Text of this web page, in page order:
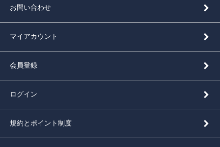
お問い合わせ
マイアカウント
会員登録
ログイン
規約とポイント制度